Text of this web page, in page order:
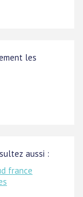
les
aussi :
france